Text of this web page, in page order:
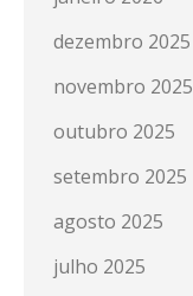
dezembro 2025
novembro 2025
outubro 2025
setembro 2025
agosto 2025
julho 2025